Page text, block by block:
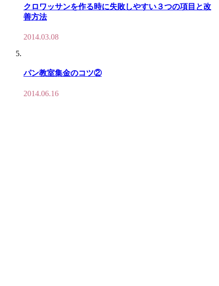
クロワッサンを作る時に失敗しやすい３つの項目と改
善方法
2014.03.08
パン教室集金のコツ②
2014.06.16